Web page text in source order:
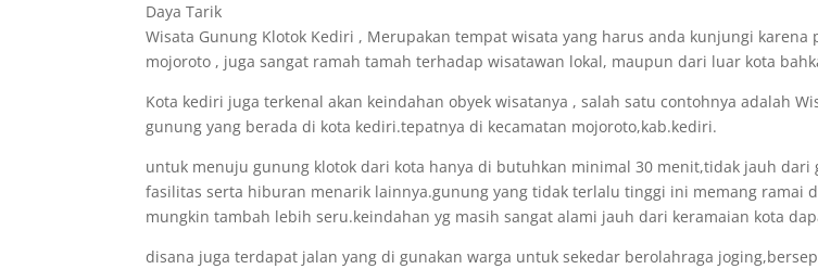
Daya Tarik
Wisata Gunung Klotok Kediri , Merupakan tempat wisata yang harus anda kunjungi
mojoroto , juga sangat ramah tamah terhadap wisatawan lokal, maupun dari luar kota
Kota kediri juga terkenal akan keindahan obyek wisatanya , salah satu contohnya adalah
gunung yang berada di kota kediri.tepatnya di kecamatan mojoroto,kab.kediri.
untuk menuju gunung klotok dari kota hanya di butuhkan minimal 30 menit,tidak jauh
fasilitas serta hiburan menarik lainnya.gunung yang tidak terlalu tinggi ini memang ramai
mungkin tambah lebih seru.keindahan yg masih sangat alami jauh dari keramaian kota
disana juga terdapat jalan yang di gunakan warga untuk sekedar berolahraga